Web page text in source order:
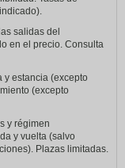
salidas del
en el precio. Consulta
y estancia (excepto
(excepto
y régimen
y vuelta (salvo
Plazas limitadas.